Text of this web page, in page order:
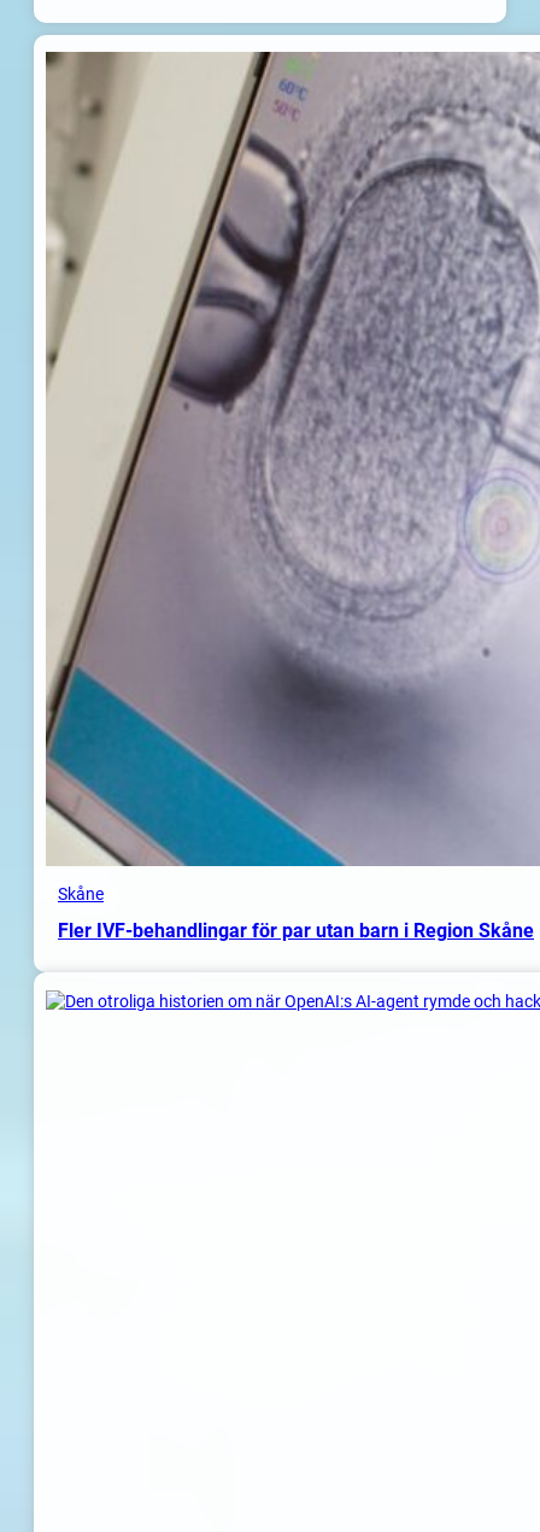
Skåne
Fler IVF-behandlingar för par utan barn i Region Skåne